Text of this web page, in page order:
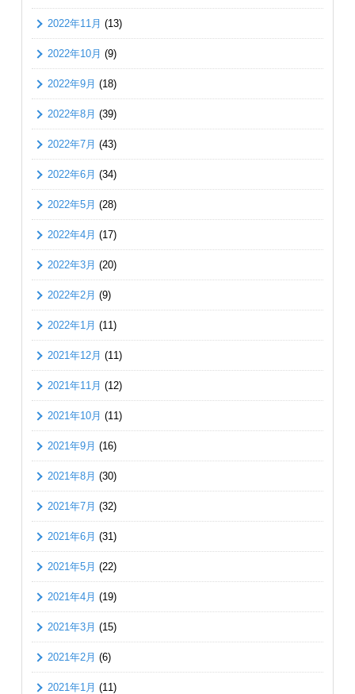
2022年11月 (13)
2022年10月 (9)
2022年9月 (18)
2022年8月 (39)
2022年7月 (43)
2022年6月 (34)
2022年5月 (28)
2022年4月 (17)
2022年3月 (20)
2022年2月 (9)
2022年1月 (11)
2021年12月 (11)
2021年11月 (12)
2021年10月 (11)
2021年9月 (16)
2021年8月 (30)
2021年7月 (32)
2021年6月 (31)
2021年5月 (22)
2021年4月 (19)
2021年3月 (15)
2021年2月 (6)
2021年1月 (11)